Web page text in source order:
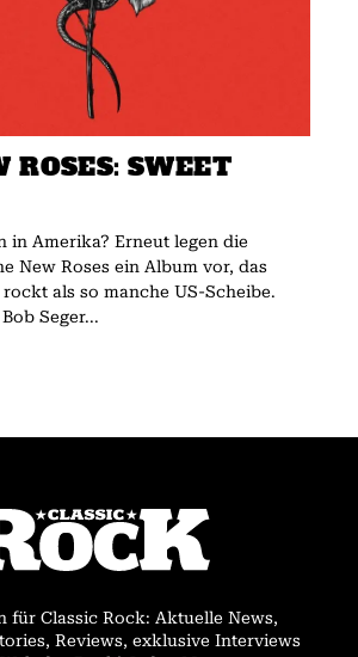
ROSES: SWEET
Erneut legen die
New Roses ein Album vor, das
als so manche US-Scheibe.
Seger...
für Classic Rock: Aktuelle News,
Reviews, exklusive Interviews